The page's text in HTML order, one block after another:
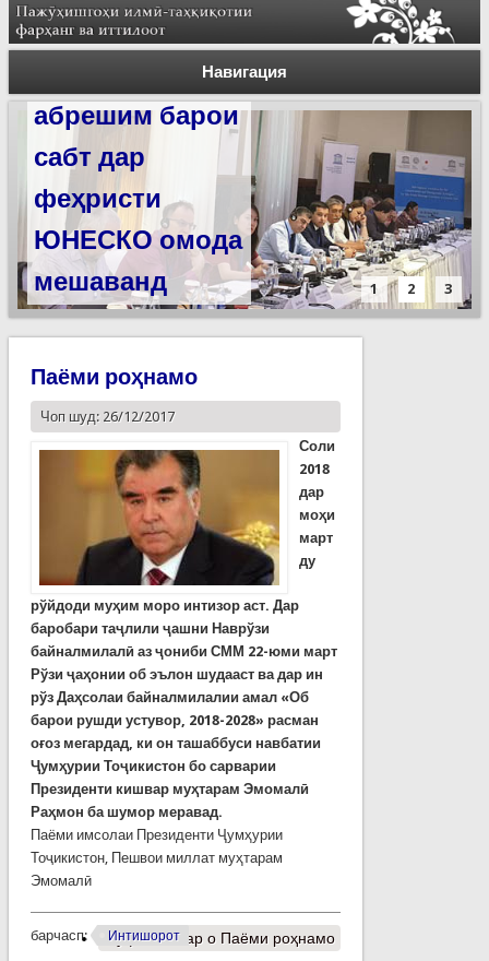
Навигация
Силсилаи
ёдгориҳои роҳи
абрешим барои
сабт дар
феҳристи
ЮНЕСКО омода
мешаванд
1 2 3
Паёми роҳнамо
Чоп шуд: 26/12/2017
Соли
2018
дар
моҳи
март
ду
рўйдоди муҳим моро интизор аст. Дар
баробари таҷлили ҷашни Наврўзи
байналмилалӣ аз ҷониби СММ 22-юми март
Рўзи ҷаҳонии об эълон шудааст ва дар ин
рўз Даҳсолаи байналмилалии амал «Об
барои рушди устувор, 2018-2028» расман
оғоз мегардад, ки он ташаббуси навбатии
Ҷумҳурии Тоҷикистон бо сарварии
Президенти кишвар муҳтарам Эмомалӣ
Раҳмон ба шумор меравад.
Паёми имсолаи Президенти Ҷумҳурии
Тоҷикистон, Пешвои миллат муҳтарам
Эмомалӣ
барчасп: Интишорот
Муфассалтар о Паёми роҳнамо